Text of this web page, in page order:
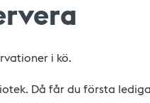
i kö.
Då får du första